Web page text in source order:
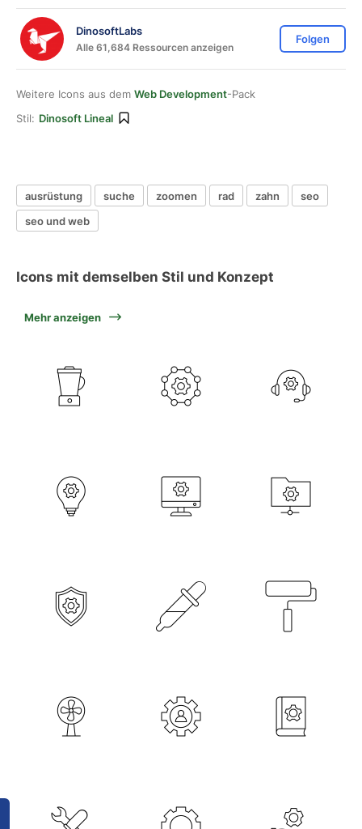
DinosoftLabs
Alle 61,684 Ressourcen anzeigen
Folgen
Weitere Icons aus dem Web Development-Pack
Stil: Dinosoft Lineal
ausrüstung suche zoomen rad zahn
seo
seo und web
Icons mit demselben Stil und Konzept
Mehr anzeigen